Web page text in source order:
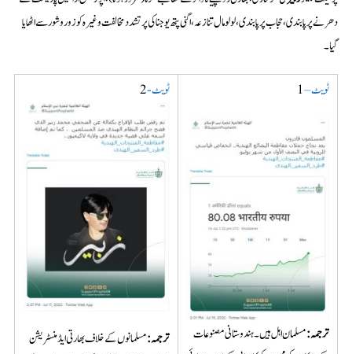
دھرنے پر پابندی، حجاب پر پابندی، لولو مال تنازعہ، اگنی پتھ یوجنا کی پر تشدد مخالفت وغیرہ کو زور و شور سے اٹھایا
گیا۔
ٹویٹ –
1
ترجمہ:مسلمان اہل ہیں۔ ہندوستانی مصنوعات
ٹویٹ-2
ترجمہ:مسلمانوں کے خلاف بھارتی ایڈمنسٹریشن